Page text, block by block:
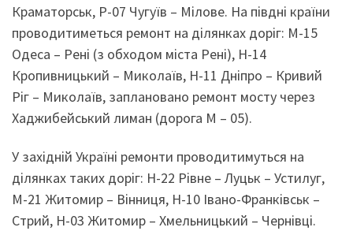
Краматорськ, Р-07 Чугуїв – Мілове. На півдні країни
проводитиметься ремонт на ділянках доріг: М-15
Одеса – Рені (з обходом міста Рені), Н-14
Кропивницький – Миколаїв, Н-11 Дніпро – Кривий
Ріг – Миколаїв, заплановано ремонт мосту через
Хаджибейський лиман (дорога М – 05).
У західній Україні ремонти проводитимуться на
ділянках таких доріг: Н-22 Рівне – Луцьк – Устилуг,
М-21 Житомир – Вінниця, Н-10 Івано-Франківськ –
Стрий, Н-03 Житомир – Хмельницький – Чернівці.